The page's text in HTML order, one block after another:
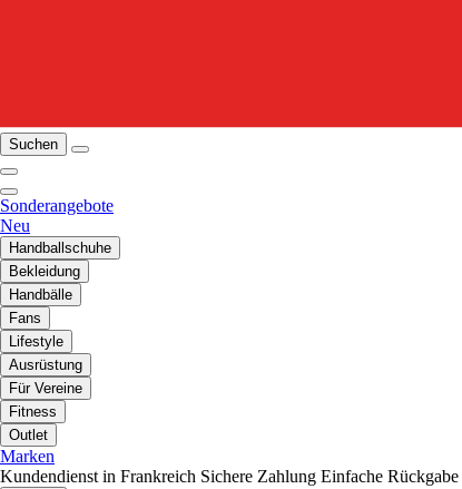
Suchen
Sonderangebote
Neu
Handballschuhe
Bekleidung
Handbälle
Fans
Lifestyle
Ausrüstung
Für Vereine
Fitness
Outlet
Marken
Kundendienst in Frankreich Sichere Zahlung Einfache Rückgabe